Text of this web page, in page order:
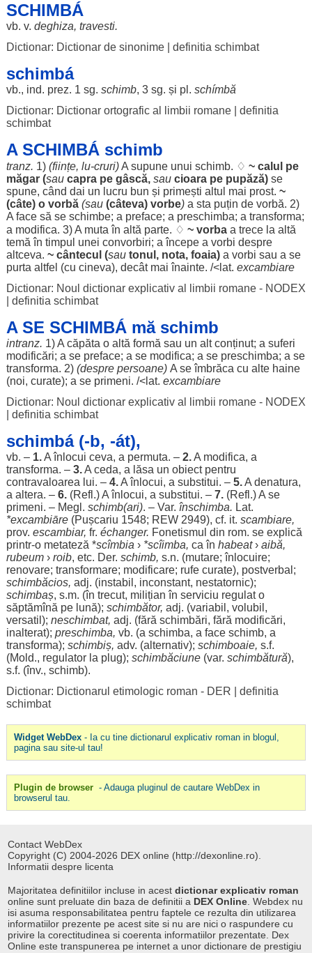
SCHIMBÁ
vb. v. deghiza, travesti.
Dictionar: Dictionar de sinonime| definitia schimbat
schimbá
vb., ind. prez. 1 sg. schimb, 3 sg. și pl. schímbă
Dictionar: Dictionar ortografic al limbii romane| definitia
schimbat
A SCHIMBÁ schimb
tranz. 1) (ființe, lu-cruri)A supuneunui schimb. ♢ ~ calul pe
măgar(sau caprape gâscă, sau cioarape pupăză) se
spune, când dai un lucru bun și primești altul mai prost. ~
(câte) o vorbă (sau (câteva) vorbe)a sta puțin de vorbă. 2)
A facesă se schimbe; a preface; a preschimba; a transforma;
a modifica. 3) A muta în altă parte. ♢ ~ vorba a trecela altă
temă în timpul unei convorbiri; aîncepea vorbi despre
altceva. ~ cântecul (sau tonul , nota, foaia) a vorbi sau a se
purta altfel (cu cineva), decâtmaiînainte. /<lat. excambiare
Dictionar: Noul dictionar explicativ al limbii romane - NODEX
definitia schimbat
A SE SCHIMBÁ mă schimb
intranz. 1) A căpăta o altă formă sau un alt conținut; a suferi
modificări; a se preface; a se modifica; a se preschimba; a se
transforma. 2) (despre persoane) A seîmbrăca cu alte haine
(noi, curate); a se primeni. /<lat. excambiare
Dictionar: Noul dictionar explicativ al limbii romane - NODEX
definitia schimbat
schimbá (-b, -át),
vb. – 1.Aînlocui ceva, a permuta. – 2.A modifica, a
transforma. – 3.A ceda, a lăsa un obiect pentru
contravaloarea lui. – 4.Aînlocui, a substitui. – 5.A denatura,
a altera. – 6.(Refl.) Aînlocui, a substitui. – 7.(Refl.) A se
primeni. – Megl. schimb(ari). – Var. înschimba. Lat.
*excambiāre(Pușcariu 1548; REW 2949), cf. it. scambiare,
prov. escambiar, fr. échanger. Fonetismul din rom. se explică
printr-o metateză *scîmbia › *scîimba, ca în habeat› aibă,
rubeum› roib, etc. Der. schimb, s.n. (mutare;înlocuire;
renovare; transformare; modificare; rufe curate), postverbal ;
schimbăcios, adj. (instabil , inconstant, nestatornic);
schimbaș, s.m. (în trecut, milițian în serviciu regulato
săptămînă pe lună); schimbător, adj. (variabil , volubil ,
versatil ); neschimbat, adj. (fără schimbări, fără modificări,
inalterat); preschimba, vb. (a schimba, a face schimb, a
transforma); schimbiș, adv. (alternativ); schimboaie, s.f.
(Mold., regulatorla plug); schimbăciune(var. schimbătură),
s.f. (înv., schimb).
Dictionar: Dictionarul etimologic roman - DER
definitia
schimbat
Widget WebDex- Ia cu tine dictionarul explicativ roman in blogul,
pagina sau site-ul tau!
Plugin de browser - Adauga pluginul de cautare WebDex in
browserul tau.
Contact WebDex
Copyright (C) 2004-2026 DEX online (http://dexonline.ro).
Informatii despre licenta
Majoritatea definitiilor incluse in acestdictionar explicativ roman
online sunt preluate din baza de definitii a DEX Online . Webdex nu
isi asuma responsabilitatea pentru faptele ce rezulta din utilizarea
informatiilor prezente pe acest site si nu are nici o raspundere cu
privire la corectitudinea si coerenta informatiilor prezentate. Dex
Online este transpunerea pe internet a unor dictionare de prestigiu